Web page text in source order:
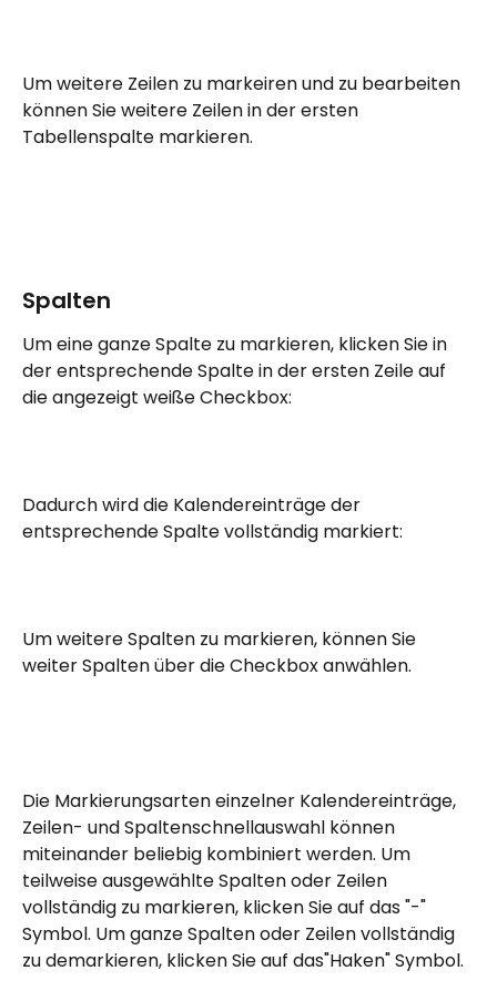
Um weitere Zeilen zu markeiren und zu bearbeiten
können Sie weitere Zeilen in der ersten
Tabellenspalte markieren.
Spalten
Um eine ganze Spalte zu markieren, klicken Sie in
der entsprechende Spalte in der ersten Zeile auf
die angezeigt weiße Checkbox:
Dadurch wird die Kalendereinträge der
entsprechende Spalte vollständig markiert:
Um weitere Spalten zu markieren, können Sie
weiter Spalten über die Checkbox anwählen.
Die Markierungsarten einzelner Kalendereinträge,
Zeilen- und Spaltenschnellauswahl können
miteinander beliebig kombiniert werden. Um
teilweise ausgewählte Spalten oder Zeilen
vollständig zu markieren, klicken Sie auf das "-"
Symbol. Um ganze Spalten oder Zeilen vollständig
zu demarkieren, klicken Sie auf das"Haken" Symbol.